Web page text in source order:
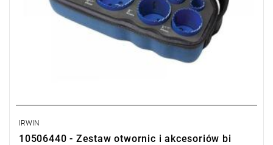
IRWIN
10506440 - Zestaw otwornic i akcesoriów bi